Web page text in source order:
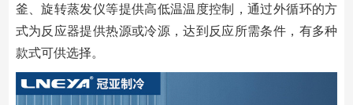
釜、旋转蒸发仪等提供高低温温度控制，通过外循环的方
式为反应器提供热源或冷源，达到反应所需条件，有多种
款式可供选择。